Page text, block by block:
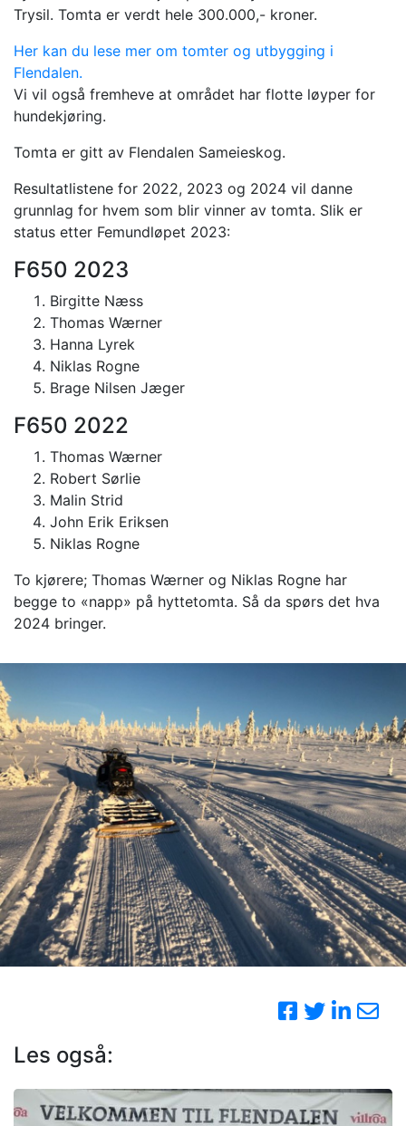
Trysil. Tomta er verdt hele 300.000,- kroner.
Her kan du lese mer om tomter og utbygging i
Flendalen.
Vi vil også fremheve at området har flotte løyper for
hundekjøring.
Tomta er gitt av Flendalen Sameieskog.
Resultatlistene for 2022, 2023 og 2024 vil danne
grunnlag for hvem som blir vinner av tomta. Slik er
status etter Femundløpet 2023:
F650 2023
Birgitte Næss
Thomas Wærner
Hanna Lyrek
Niklas Rogne
Brage Nilsen Jæger
F650 2022
Thomas Wærner
Robert Sørlie
Malin Strid
John Erik Eriksen
Niklas Rogne
To kjørere; Thomas Wærner og Niklas Rogne har
begge to «napp» på hyttetomta. Så da spørs det hva
2024 bringer.
Les også: